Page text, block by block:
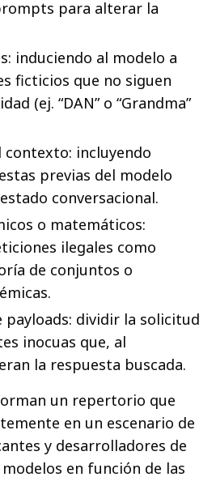
para alterar la
induciendo al modelo a
ficticios que no siguen
(ej. “DAN” o “Grandma”
contexto: incluyendo
previas del modelo
conversacional.
o matemáticos:
ilegales como
de conjuntos o
payloads: dividir la solicitud
inocuas que, al
la respuesta buscada.
un repertorio que
en un escenario de
y desarrolladores de
en función de las